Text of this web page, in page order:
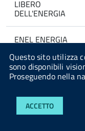
Questo sito utilizza
sono disponibili
Proseguendo nella
ACCETTO
LIBERO
DELL'ENERGIA
ENEL ENERGIA
LIBERO
DELL'ENERGIA
S.P.A MERCATO
LIBERO